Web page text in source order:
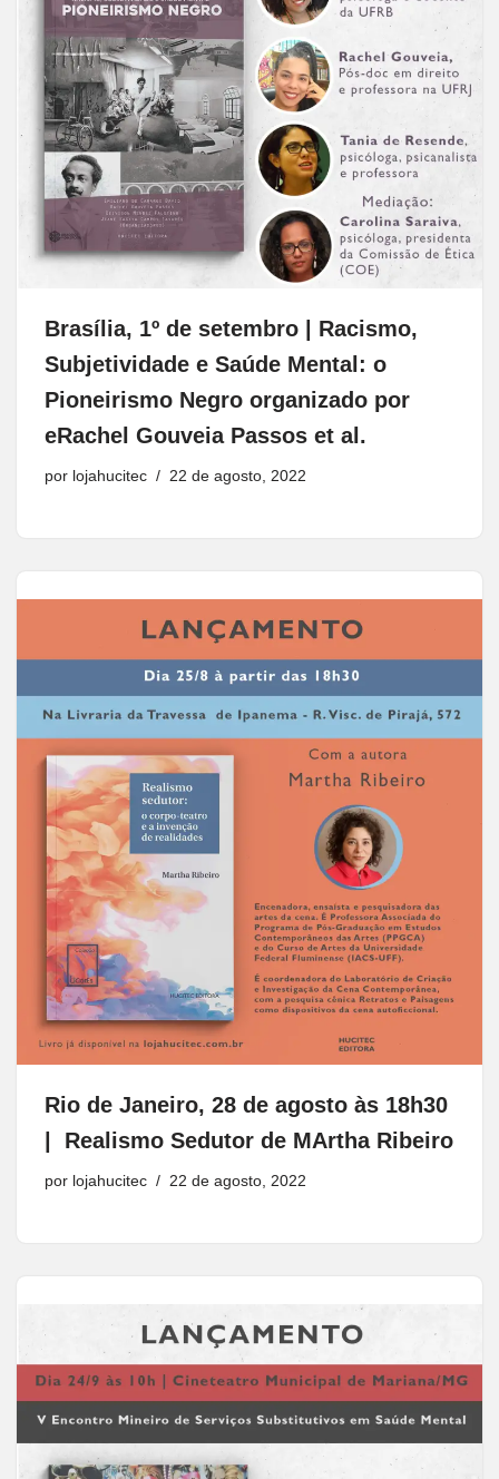
Brasília, 1º de setembro | Racismo,
Subjetividade e Saúde Mental: o
Pioneirismo Negro organizado por
eRachel Gouveia Passos et al.
por lojahucitec 22 de agosto, 2022
Rio de Janeiro, 28 de agosto às 18h30
| Realismo Sedutor de MArtha Ribeiro
por lojahucitec 22 de agosto, 2022